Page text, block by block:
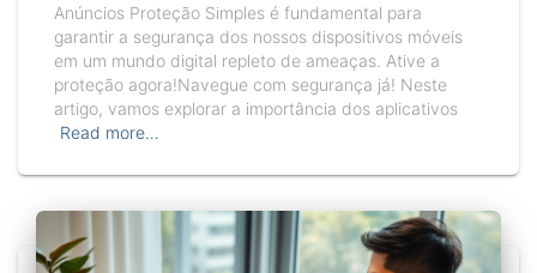
Anúncios Proteção Simples é fundamental para
garantir a segurança dos nossos dispositivos móveis
em um mundo digital repleto de ameaças. Ative a
proteção agora!Navegue com segurança já! Neste
artigo, vamos explorar a importância dos aplicativos
Read more…